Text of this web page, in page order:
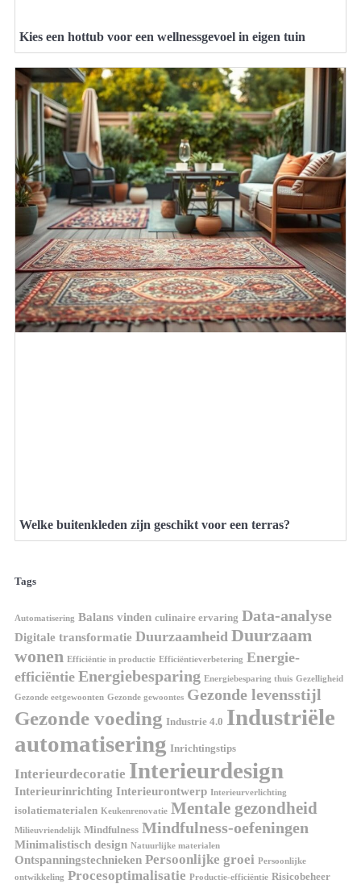
Kies een hottub voor een wellnessgevoel in eigen tuin
Welke buitenkleden zijn geschikt voor een terras?
Tags
Automatisering Balans vinden culinaire ervaring Data-analyse
Digitale transformatie Duurzaamheid Duurzaam
wonen Efficiëntie in productie Efficiëntieverbetering Energie-
efficiëntie Energiebesparing Energiebesparing thuis Gezelligheid
Gezonde eetgewoonten Gezonde gewoontes Gezonde levensstijl
Gezonde voeding Industrie 4.0 Industriële
automatisering Inrichtingstips
Interieurdecoratie Interieurdesign
Interieurinrichting Interieurontwerp Interieurverlichting
isolatiematerialen Keukenrenovatie Mentale gezondheid
Milieuvriendelijk Mindfulness Mindfulness-oefeningen
Minimalistisch design Natuurlijke materialen
Ontspanningstechnieken Persoonlijke groei Persoonlijke
ontwikkeling Procesoptimalisatie Productie-efficiëntie Risicobeheer